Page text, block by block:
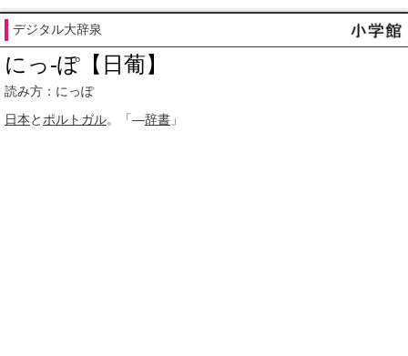
デジタル大辞泉
にっ‐ぽ【日葡】
読み方：にっぽ
日本と ポルトガル。「―辞書 」